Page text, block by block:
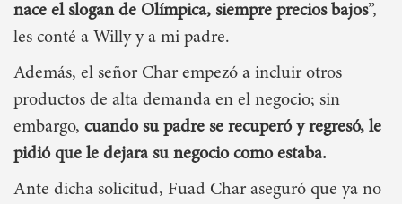
nace el slogan de Olímpica, siempre precios bajos”,
les conté a Willy y a mi padre.
Además, el señor Char empezó a incluir otros
productos de alta demanda en el negocio; sin
embargo, cuando su padre se recuperó y regresó, le
pidió que le dejara su negocio como estaba.
Ante dicha solicitud, Fuad Char aseguró que ya no